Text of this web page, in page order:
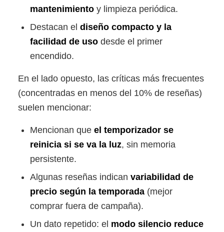
mantenimientoy limpieza periódica.
Destacan el diseño compacto y la
facilidad de usodesde el primer
encendido.
En el lado opuesto, las críticas más frecuentes
(concentradas en menos del 10% de reseñas)
suelen mencionar:
Mencionan que el temporizador se
reinicia si se va la luz, sin memoria
persistente.
Algunas reseñas indican variabilidad de
precio según la temporada(mejor
comprar fuera de campaña).
Un dato repetido: el modo silencio reduce